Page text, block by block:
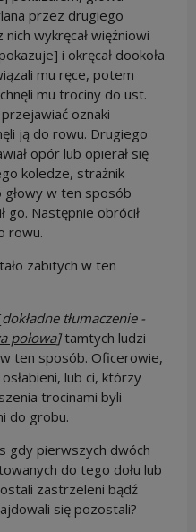
przez drugiego
wykręcał więźniowi
i okręcał dookoła
mu ręce, potem
mu trociny do ust.
oznaki
ją do rowu. Drugiego
opór lub opierał się
koledze, strażnik
głowy w ten sposób
go. Następnie obrócił
rowu.
zabitych w ten
dokładne tłumaczenie -
połowa]tamtych ludzi
ten sposób. Oficerowie,
lub ci, którzy
trocinami byli
do grobu.
gdy pierwszych dwóch
do tego dołu lub
zastrzeleni bądź
się pozostali?